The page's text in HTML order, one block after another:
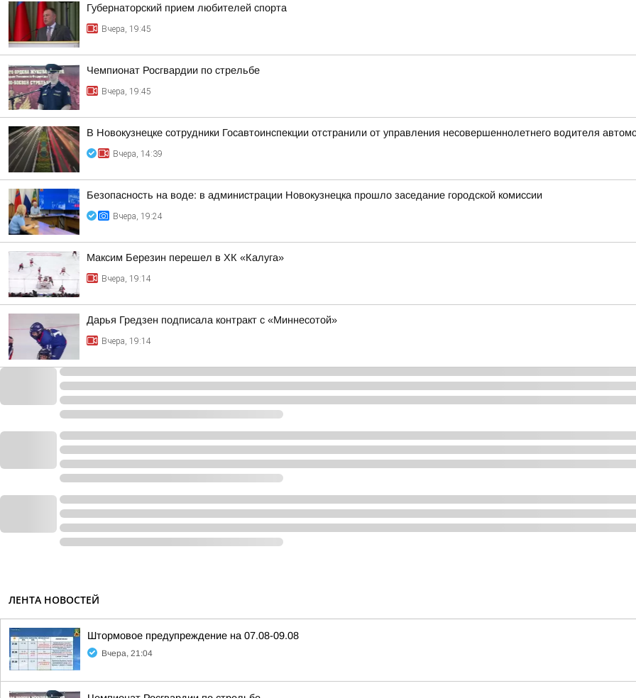
Губернаторский прием любителей спорта
Вчера, 19:45
Чемпионат Росгвардии по стрельбе
Вчера, 19:45
В Новокузнецке сотрудники Госавтоинспекции отстранили от управления несовершеннолетнего водителя
Вчера, 14:39
Безопасность на воде: в администрации Новокузнецка прошло заседание городской комиссии
Вчера, 19:24
Максим Березин перешел в ХК «Калуга»
Вчера, 19:14
Дарья Гредзен подписала контракт с «Миннесотой»
Вчера, 19:14
ЛЕНТА НОВОСТЕЙ
Штормовое предупреждение на 07.08-09.08
Вчера, 21:04